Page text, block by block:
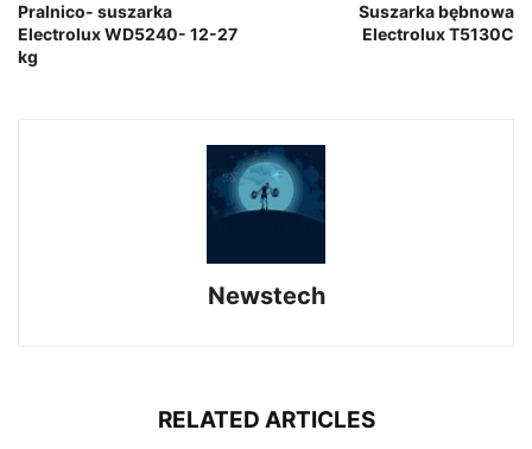
Pralnico- suszarka
Electrolux WD5240- 12-27
kg
Suszarka bębnowa
Electrolux T5130C
Newstech
RELATED ARTICLES